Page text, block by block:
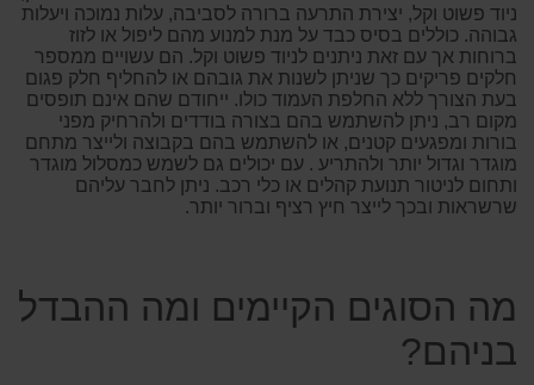
ניוד פשוט וקל, יצירת התרעה ברורה לסביבה, עלות נמוכה ויעלות
גבוהה. כוללים בסיס כבד על מנת למנוע מהם ליפול או לזוז
ברוחות אך עם זאת ניתנים לניוד פשוט וקל. הם עשויים ממספר
חלקים פריקים כך שניתן לשנות את גובהם או להחליף חלק פגום
בעת הצורך ללא החלפת העמוד כולו. ייחודם שהם אינם תופסים
מקום רב, ניתן להשתמש בהם בצורה בודדים ולהרחיק מפני
בורות ומפגעים קטנים, או להשתמש בהם בקבוצה ולייצר מתחם
מוגדר וגדול יותר ולהתריע . עם יכולים גם לשמש כמסלול מוגדר
ותחום לניטור תנועת קהלים או כלי רכב. ניתן לחבר עליהם
שרשראות ובכך לייצר חיץ רציף וברור יותר.
מה הסוגים הקיימים ומה ההבדל
בניהם?